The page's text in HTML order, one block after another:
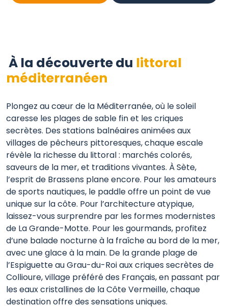
À la découverte du littoral
méditerranéen
Plongez au cœur de la Méditerranée, où le soleil
caresse les plages de sable fin et les criques
secrètes. Des stations balnéaires animées aux
villages de pêcheurs pittoresques, chaque escale
révèle la richesse du littoral : marchés colorés,
saveurs de la mer, et traditions vivantes. À Sète,
l’esprit de Brassens plane encore. Pour les amateurs
de sports nautiques, le paddle offre un point de vue
unique sur la côte. Pour l’architecture atypique,
laissez-vous surprendre par les formes modernistes
de La Grande-Motte. Pour les gourmands, profitez
d’une balade nocturne à la fraîche au bord de la mer,
avec une glace à la main. De la grande plage de
l’Espiguette au Grau-du-Roi aux criques secrètes de
Collioure, village préféré des Français, en passant par
les eaux cristallines de la Côte Vermeille, chaque
destination offre des sensations uniques.